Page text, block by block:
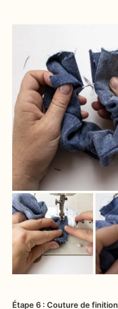
Étape 6 : Couture de finition